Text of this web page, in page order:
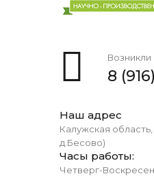
8
Наш адрес
Калужская
д.Бесово)
Часы работы:
Четверг-